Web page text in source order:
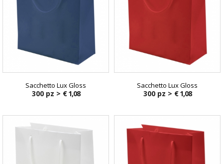
Sacchetto Lux Gloss
300 pz > € 1,08
Sacchetto Lux Gloss
300 pz > € 1,08